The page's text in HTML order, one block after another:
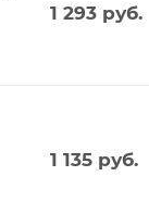
1 293руб.
1 135руб.